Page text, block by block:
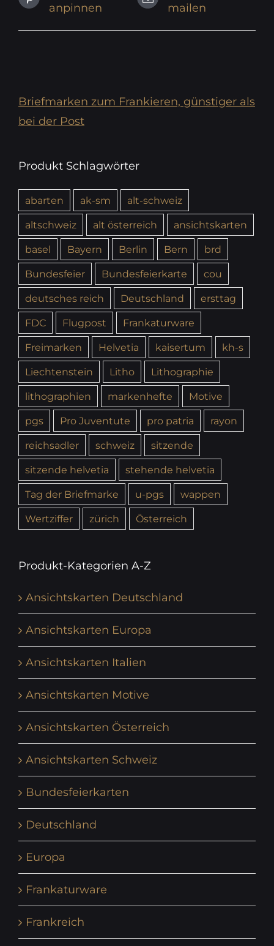
anpinnen
mailen
Briefmarken zum Frankieren, günstiger als
bei der Post
Produkt Schlagwörter
abarten ak-sm
alt-schweiz
altschweiz
alt österreich
ansichtskarten
basel
Bayern Berlin Bern
brd
Bundesfeier
Bundesfeierkarte
cou
deutsches reich
Deutschland
ersttag
FDC
Flugpost
Frankaturware
Freimarken
Helvetia kaisertum
kh-s
Liechtenstein
Litho
Lithographie
lithographien
markenhefte
Motive
pgs
Pro Juventute pro patria
rayon
reichsadler
schweiz
sitzende
sitzende helvetia
stehende helvetia
Tag der Briefmarke
u-pgs
wappen
Wertziffer
zürich Österreich
Produkt-Kategorien A-Z
Ansichtskarten Deutschland
Ansichtskarten Europa
Ansichtskarten Italien
Ansichtskarten Motive
Ansichtskarten Österreich
Ansichtskarten Schweiz
Bundesfeierkarten
Deutschland
Europa
Frankaturware
Frankreich